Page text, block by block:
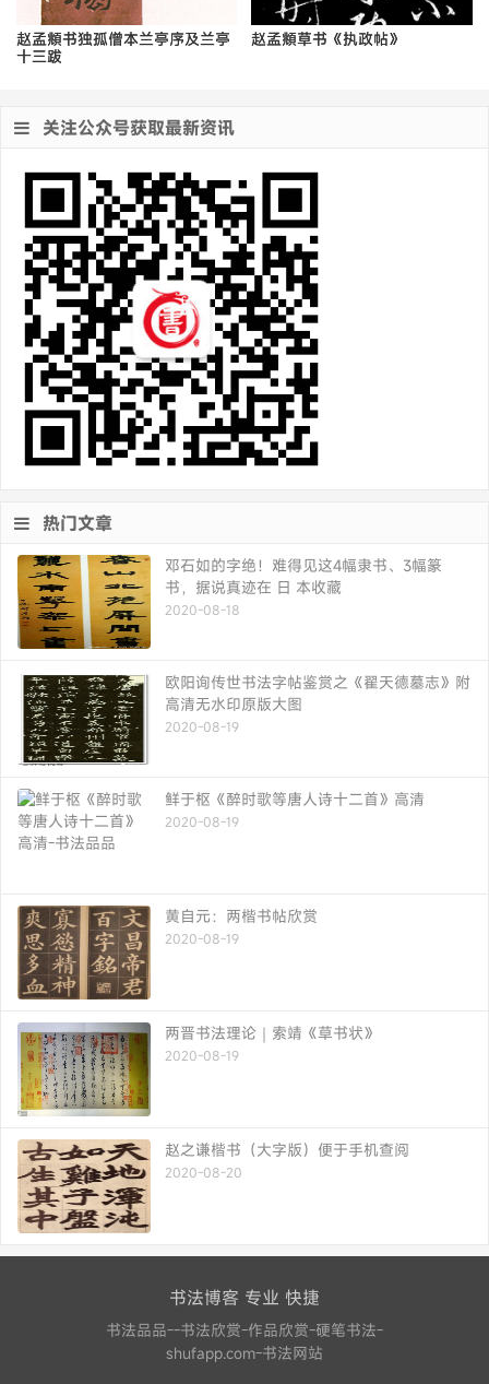
赵孟頫书独孤僧本兰亭序及兰亭
十三跋
赵孟頫草书《执政帖》
关注公众号获取最新资讯
热门文章
邓石如的字绝！难得见这4幅隶书、3幅篆
书，据说真迹在 日 本收藏
2020-08-18
欧阳询传世书法字帖鉴赏之《翟天德墓志》附
高清无水印原版大图
2020-08-19
鲜于枢《醉时歌等唐人诗十二首》高清
2020-08-19
黄自元：两楷书帖欣赏
2020-08-19
两晋书法理论｜索靖《草书状》
2020-08-19
赵之谦楷书（大字版）便于手机查阅
2020-08-20
书法博客 专业 快捷
书法品品--书法欣赏-作品欣赏-硬笔书法-
shufapp.com-书法网站